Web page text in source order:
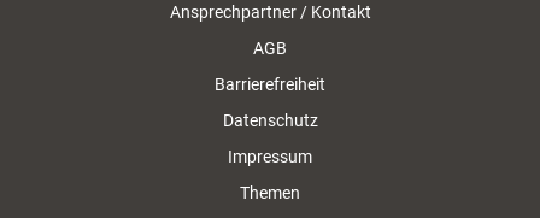
Ansprechpartner / Kontakt
AGB
Barrierefreiheit
Datenschutz
Impressum
Themen